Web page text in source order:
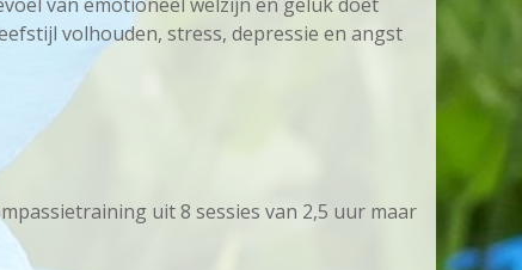
volhouden, stress, depressie en angst
uit 8 sessies van 2,5 uur maar